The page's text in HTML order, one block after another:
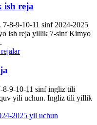
ish reja
8-9-10-11 sinf 2024-2025
ish reja yillik 7-sinf Kimyo
9-10-11 sinf ingliz tili
yili uchun. Ingliz tili yillik